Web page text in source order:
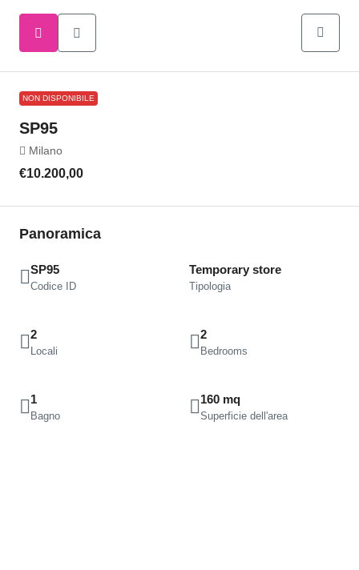
NON DISPONIBILE
SP95
Milano
€10.200,00
Panoramica
SP95
Codice ID
Temporary store
Tipologia
2
Locali
2
Bedrooms
1
Bagno
160 mq
Superficie dell'area